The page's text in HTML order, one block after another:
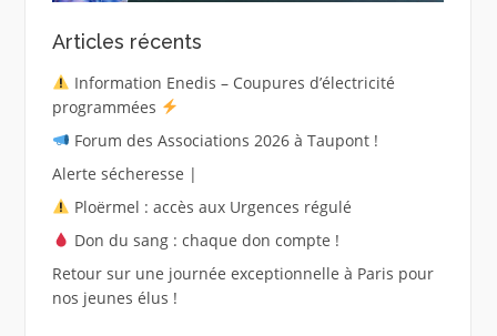
Articles récents
Information Enedis – Coupures d’électricité
programmées
Forum des Associations 2026 à Taupont !
Alerte sécheresse |
Ploërmel : accès aux Urgences régulé
Don du sang : chaque don compte !
Retour sur une journée exceptionnelle à Paris pour
nos jeunes élus !